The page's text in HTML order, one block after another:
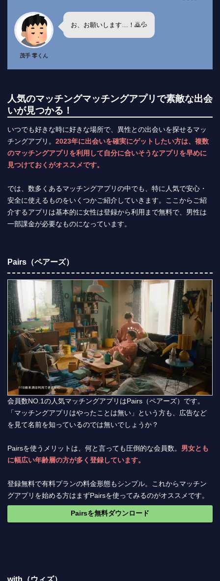
茂手 零くん
お、お願いします…！🙇💦
人気のマッチングマッチングアプリで素敵な出会
いが見つかる！
いつでも好きな時に好きな場所で、異性との出会いを探せるマッ
チングアプリ。 2023年に出会いを確実にゲットしたい方は、複数
のマッチングアプリを利用して自分に合いそうなアプリを早めに
見つけておくがオススメです。
では、数多くあるマッチングアプリの中でも、特に人気で安心・
安全に使えるものをいくつかご紹介していきます。ここからご紹
介するアプリは基本的に女性は登録から利用まで無料で、男性は
一部課金が必要なものになっています。
Pairs（ペアーズ）
会員数NO.1の人気マッチングアプリはPairs（ペアーズ）です。
「マッチングアプリはやったことは無い」という方も、広告など
を見て名前を知っているのでは無いでしょうか？
Pairsを使うメリットは、何と言っても圧倒的な会員数。 男女とも
に幅広い年齢層の方が多く登録しています。
登録無料で有料プランの料金形態もシンプル。これからマッチン
グアプリを始める方はまずPairsを使ってみるのがオススメです。
Pairsを無料ダウンロード
with（ウィズ）